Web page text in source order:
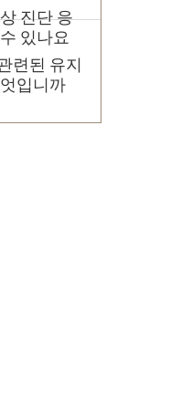
진단 응
있나요
련된 유지
입니까